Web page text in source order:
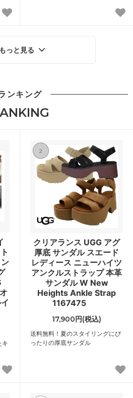
もっと見る
ンキング
キ
2
クリアランス UGG アグ
厚底 サンダル スエード
レディース ニューハイツ
アンクルストラップ 本革
サンダル W New
Heights Ankle Strap
1167475
17,900円(税込)
送料無料！夏のスタイリングにぴ
ったりの厚底サンダル